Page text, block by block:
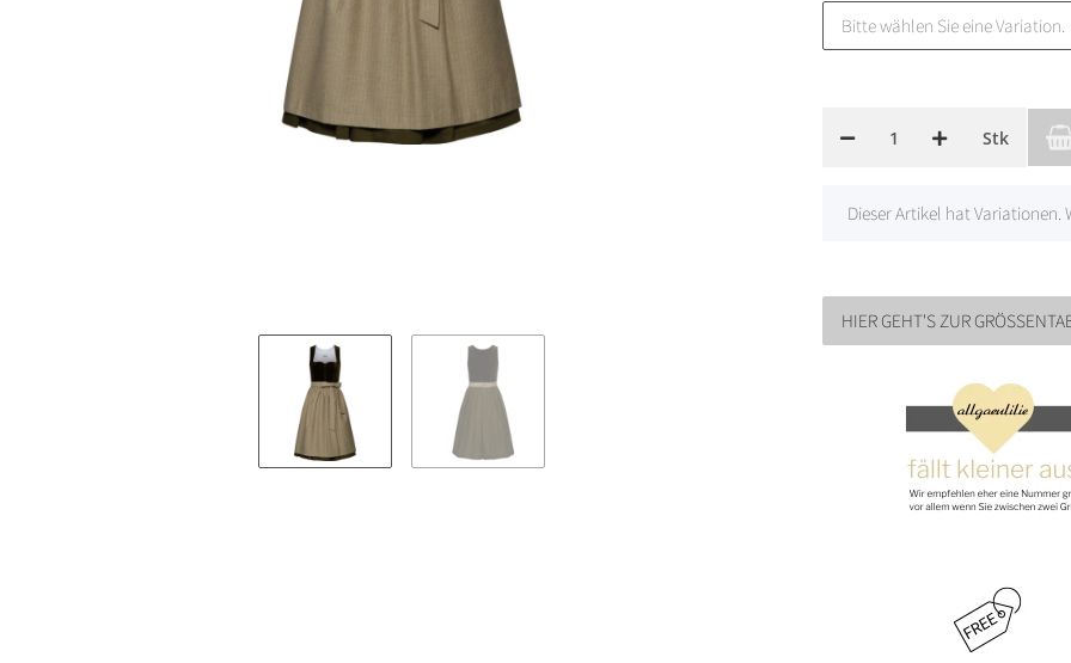
Bitte wählen Sie eine Variation.
Stk
xDieser Artikel hat Variationen.
HIER GEHT'S ZUR